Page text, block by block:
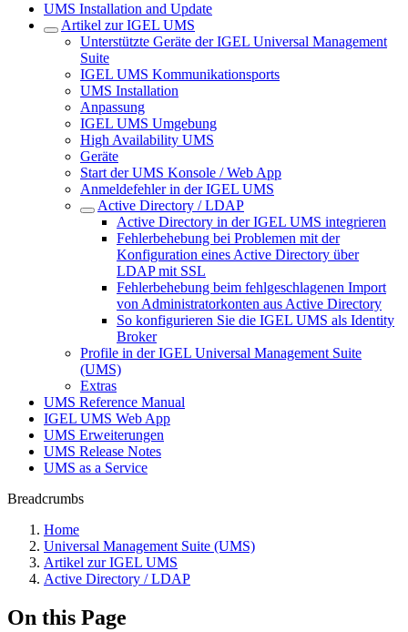
UMS Installation and Update
Artikel zur IGEL UMS
Unterstützte Geräte der IGEL Universal Management
Suite
IGEL UMS Kommunikationsports
UMS Installation
Anpassung
IGEL UMS Umgebung
High Availability UMS
Geräte
Start der UMS Konsole / Web App
Anmeldefehler in der IGEL UMS
Active Directory / LDAP
Active Directory in der IGEL UMS integrieren
Fehlerbehebung bei Problemen mit der
Konfiguration eines Active Directory über
LDAP mit SSL
Fehlerbehebung beim fehlgeschlagenen Import
von Administratorkonten aus Active Directory
So konfigurieren Sie die IGEL UMS als Identity
Broker
Profile in der IGEL Universal Management Suite
(UMS)
Extras
UMS Reference Manual
IGEL UMS Web App
UMS Erweiterungen
UMS Release Notes
UMS as a Service
Breadcrumbs
Home
Universal Management Suite (UMS)
Artikel zur IGEL UMS
Active Directory / LDAP
On this Page